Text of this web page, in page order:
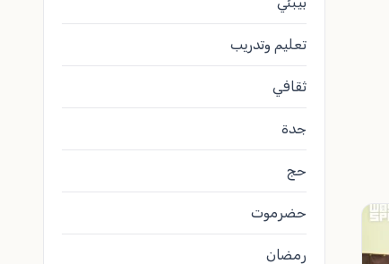
تعليم وتدريب
ثقافي
جدة
حج
حضرموت
رمضان